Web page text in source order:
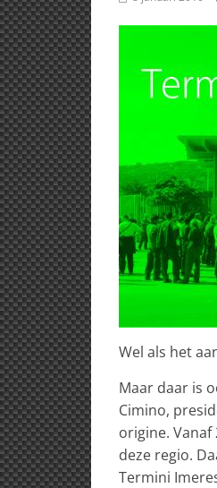
Wel als het
Maar daar is
Cimino,
origine. Vanaf
deze regio.
Termini